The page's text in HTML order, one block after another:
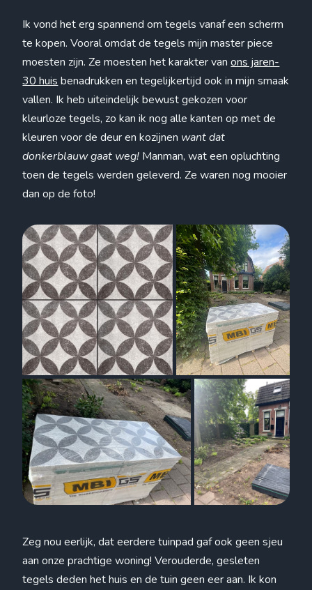
Ik vond het erg spannend om tegels vanaf een scherm
te kopen. Vooral omdat de tegels mijn master piece
moesten zijn. Ze moesten het karakter vanons jaren-
30 huis benadrukken en tegelijkertijd ook in mijn smaak
vallen. Ik heb uiteindelijk bewust gekozen voor
kleurloze tegels, zo kan ik nog alle kanten op met de
kleuren voor de deur en kozijnen want dat
donkerblauw gaat weg! Manman, wat een opluchting
toen de tegels werden geleverd. Ze waren nog mooier
dan op de foto!
Zeg nou eerlijk, dat eerdere tuinpad gaf ook geen sjeu
aan onze prachtige woning! Verouderde, gesleten
tegels deden het huis en de tuin geen eer aan. Ik kon